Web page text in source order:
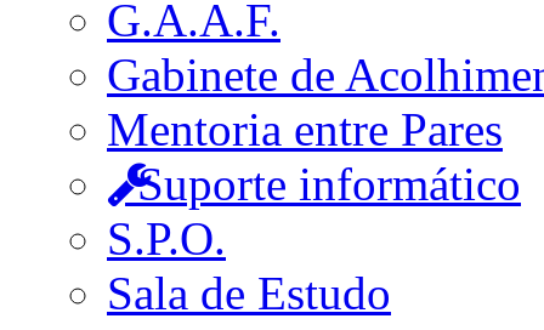
G.A.A.F.
Gabinete de
Mentoria entre Pares
Suporte informático
S.P.O.
Sala de Estudo